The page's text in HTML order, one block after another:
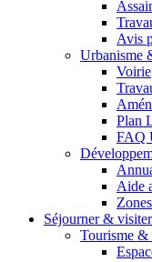
Avis
Urbanisme
Voirie
Plan
FAQ
Aide
Séjourner & visiter
Tourisme &